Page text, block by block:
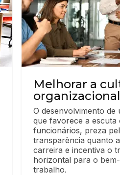
Melhorar a
organizacional
O desenvolvimento de
que favorece a escuta
funcionários, preza
transparência quanto
carreira e incentiva o
horizontal para o
trabalho.